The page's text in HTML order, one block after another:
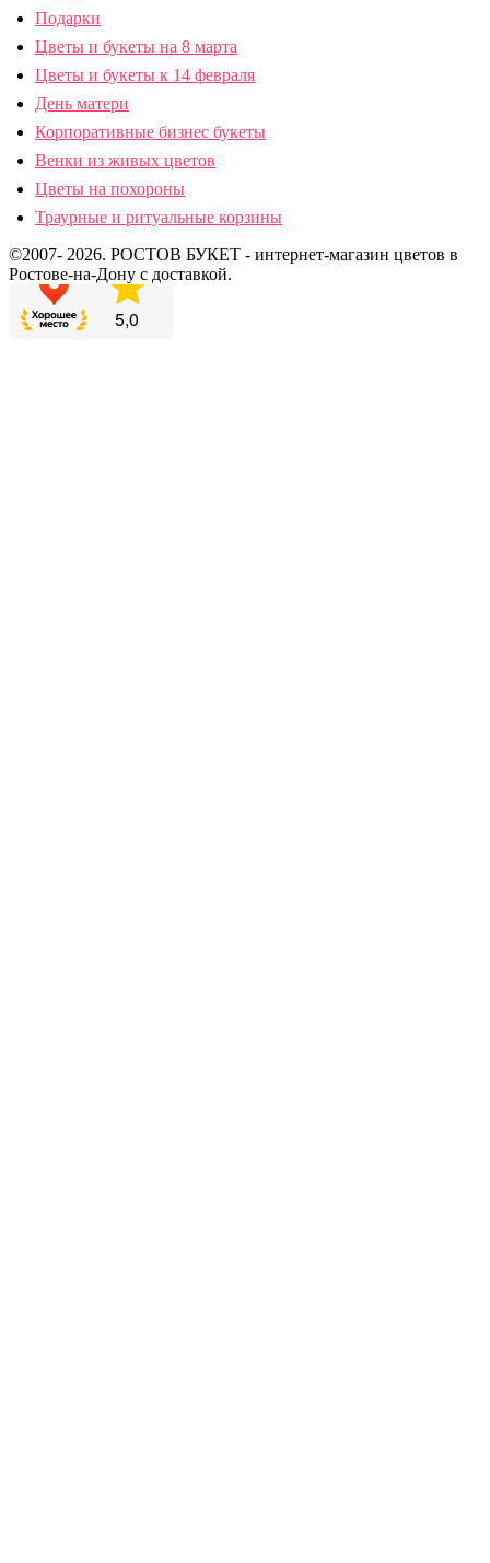
Подарки
Цветы и букеты на 8 марта
Цветы и букеты к 14 февраля
День матери
Корпоративные бизнес букеты
Венки из живых цветов
Цветы на похороны
Траурные и ритуальные корзины
©2007- 2026. РОСТОВ БУКЕТ - интернет-магазин цветов в
Ростове-на-Дону с доставкой.